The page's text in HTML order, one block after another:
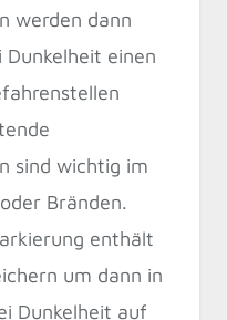
werden dann
einen
sind wichtig im
Bränden.
enthält
um dann in
Dunkelheit auf